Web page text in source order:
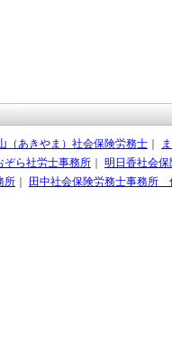
（あきやま）社会保険労務士
ぞら社労士事務所
明日香社会
所
田中社会保険労務士事務所